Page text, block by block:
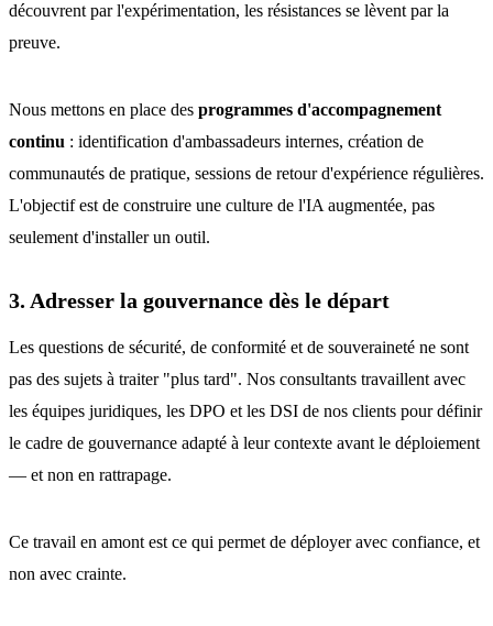
découvrent par l'expérimentation, les résistances se lèvent par la
preuve.
Nous mettons en place des programmes d'accompagnement
continu : identification d'ambassadeurs internes, création de
communautés de pratique, sessions de retour d'expérience régulières.
L'objectif est de construire une culture de l'IA augmentée, pas
seulement d'installer un outil.
3. Adresser la gouvernance dès le départ
Les questions de sécurité, de conformité et de souveraineté ne sont
pas des sujets à traiter "plus tard". Nos consultants travaillent avec
les équipes juridiques, les DPO et les DSI de nos clients pour définir
le cadre de gouvernance adapté à leur contexte avant le déploiement
— et non en rattrapage.
Ce travail en amont est ce qui permet de déployer avec confiance, et
non avec crainte.